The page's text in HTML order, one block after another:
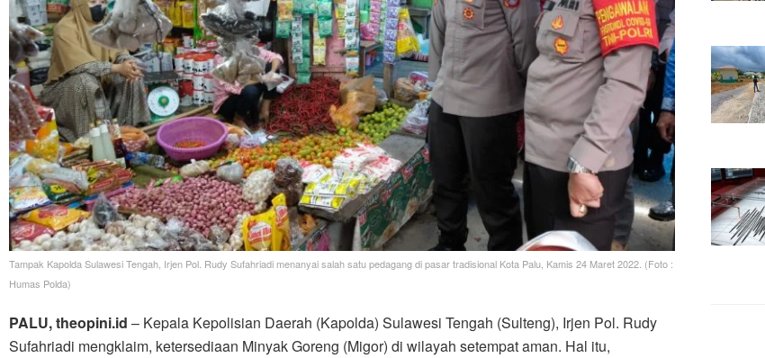
Tampak Kapolda Sulawesi Tengah, Irjen Pol. Rudy Sufahriadi menanyai salah satu pedagang di pasar tradisional Kota Palu, Kamis 24 Maret 2022. (Foto :
Humas Polda)
PALU, theopini.id – Kepala Kepolisian Daerah (Kapolda) Sulawesi Tengah (Sulteng), Irjen Pol. Rudy
Sufahriadi mengklaim, ketersediaan Minyak Goreng (Migor) di wilayah setempat aman. Hal itu,